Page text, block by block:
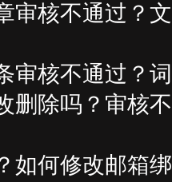
审核不通过？
审核不通过？
删除吗？审核
如何修改邮箱